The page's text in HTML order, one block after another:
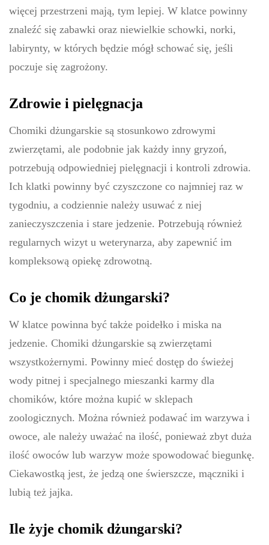
więcej przestrzeni mają, tym lepiej. W klatce powinny
znaleźć się zabawki oraz niewielkie schowki, norki,
labirynty, w których będzie mógł schować się, jeśli
poczuje się zagrożony.
Zdrowie i pielęgnacja
Chomiki dżungarskie są stosunkowo zdrowymi
zwierzętami, ale podobnie jak każdy inny gryzoń,
potrzebują odpowiedniej pielęgnacji i kontroli zdrowia.
Ich klatki powinny być czyszczone co najmniej raz w
tygodniu, a codziennie należy usuwać z niej
zanieczyszczenia i stare jedzenie. Potrzebują również
regularnych wizyt u weterynarza, aby zapewnić im
kompleksową opiekę zdrowotną.
Co je chomik dżungarski?
W klatce powinna być także poidełko i miska na
jedzenie. Chomiki dżungarskie są zwierzętami
wszystkożernymi. Powinny mieć dostęp do świeżej
wody pitnej i specjalnego mieszanki karmy dla
chomików, które można kupić w sklepach
zoologicznych. Można również podawać im warzywa i
owoce, ale należy uważać na ilość, ponieważ zbyt duża
ilość owoców lub warzyw może spowodować biegunkę.
Ciekawostką jest, że jedzą one świerszcze, mączniki i
lubią też jajka.
Ile żyje chomik dżungarski?